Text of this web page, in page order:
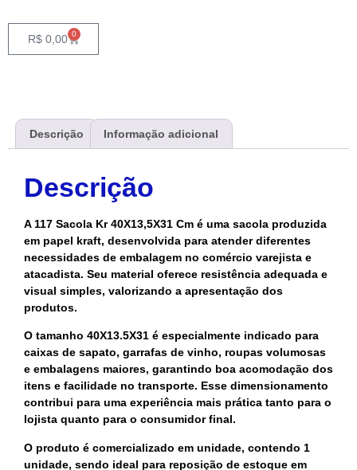
R$ 0,00 0
Descrição Informação adicional
Descrição
A 117 Sacola Kr 40X13,5X31 Cm é uma sacola produzida
em papel kraft, desenvolvida para atender diferentes
necessidades de embalagem no comércio varejista e
atacadista. Seu material oferece resistência adequada e
visual simples, valorizando a apresentação dos
produtos.
O tamanho 40X13.5X31 é especialmente indicado para
caixas de sapato, garrafas de vinho, roupas volumosas
e embalagens maiores, garantindo boa acomodação dos
itens e facilidade no transporte. Esse dimensionamento
contribui para uma experiência mais prática tanto para o
lojista quanto para o consumidor final.
O produto é comercializado em unidade, contendo 1
unidade, sendo ideal para reposição de estoque em